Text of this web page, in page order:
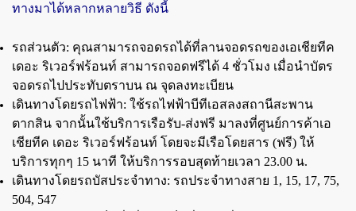
ทางมาได้หลากหลายวิธี ดังนี้
รถส่วนตัว: คุณสามารถจอดรถได้ที่ลานจอดรถของเอเชียทีค
เดอะ ริเวอร์ฟร้อนท์ สามารถจอดฟรีได้ 4 ชั่วโมง เมื่อนำบัตร
จอดรถไปประทับตราบน ณ จุดลงทะเบียน
เดินทางโดยรถไฟฟ้า: ใช้รถไฟฟ้าบีทีเอสลงสถานีสะพาน
ตากสิน จากนั้นใช้บริการเรือรับ-ส่งฟรี มาลงที่ศูนย์การค้าเอ
เชียทีค เดอะ ริเวอร์ฟร้อนท์ โดยจะมีเรือโดยสาร (ฟรี) ให้
บริการทุกๆ 15 นาที ให้บริการรอบสุดท้ายเวลา 23.00 น.
เดินทางโดยรถบัสประจำทาง: รถประจำทางสาย 1, 15, 17, 75,
504, 547